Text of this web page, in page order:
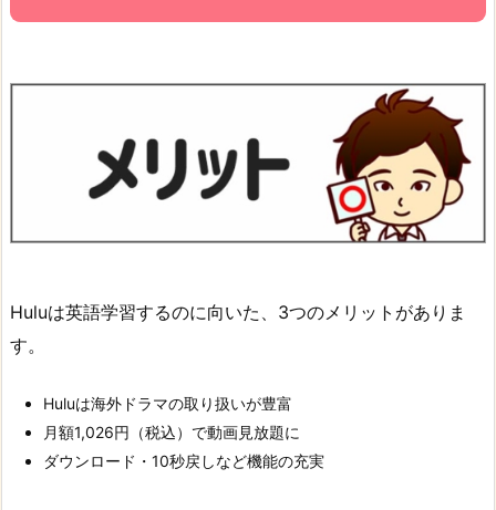
Huluは英語学習するのに向いた、3つのメリットがありま
す。
Huluは海外ドラマの取り扱いが豊富
月額1,026円（税込）で動画見放題に
ダウンロード・10秒戻しなど機能の充実